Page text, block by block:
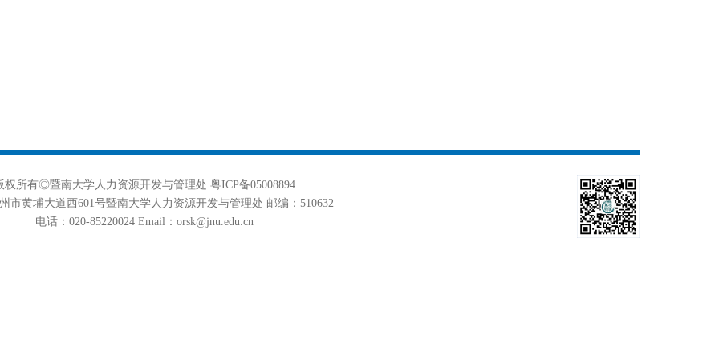
权所有◎暨南大学人力资源开发与管理处 粤ICP备05008894
市黄埔大道西601号暨南大学人力资源开发与管理处 邮编：510632
电话：020-85220024 Email：orsk@jnu.edu.cn